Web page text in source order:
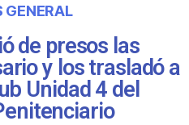
GENERAL
de presos las
y los trasladó a
Unidad 4 del